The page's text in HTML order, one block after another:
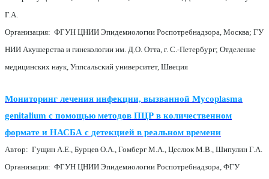
Г.А.
Организация: ФГУН ЦНИИ Эпидемиологии Роспотребнадзора, Москва; ГУ
НИИ Акушерства и гинекологии им. Д.О. Отта, г. С.-Петербург; Отделение
медицинских наук, Уппсальский университет, Швеция
Мониторинг лечения инфекции, вызванной Mycoplasma
genitalium с помощью методов ПЦР в количественном
формате и НАСБА с детекцией в реальном времени
Автор: Гущин А.Е., Бурцев О.А., Гомберг М.А., Цеслюк М.В., Шипулин Г.А.
Организация: ФГУН ЦНИИ Эпидемиологии Роспотребнадзора, ФГУ